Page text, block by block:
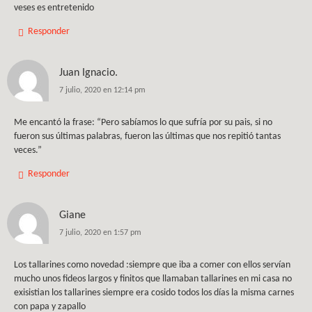
veses es entretenido
Responder
Juan Ignacio.
7 julio, 2020 en 12:14 pm
Me encantó la frase: “Pero sabíamos lo que sufría por su pais, si no
fueron sus últimas palabras, fueron las últimas que nos repitió tantas
veces.”
Responder
Giane
7 julio, 2020 en 1:57 pm
Los tallarines como novedad :siempre que iba a comer con ellos servían
mucho unos fideos largos y finitos que llamaban tallarines en mi casa no
exisistian los tallarines siempre era cosido todos los días la misma carnes
con papa y zapallo